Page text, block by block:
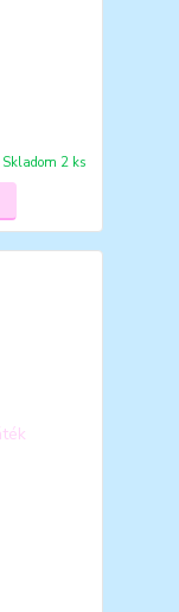
Skladom 2 ks